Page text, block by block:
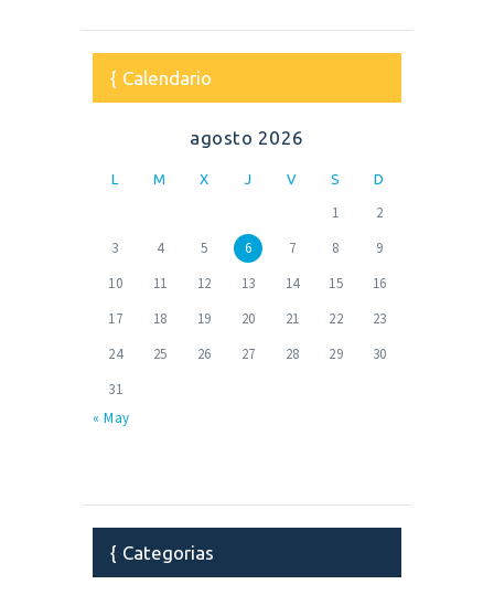
Calendario
agosto 2026
L M X J V S D
1
2
3
4 5 6 7 8
9
10
11 12 13 14 15
16
17
18 19 20 21 22
23
24
25 26 27 28 29
30
31
« May
Categorias